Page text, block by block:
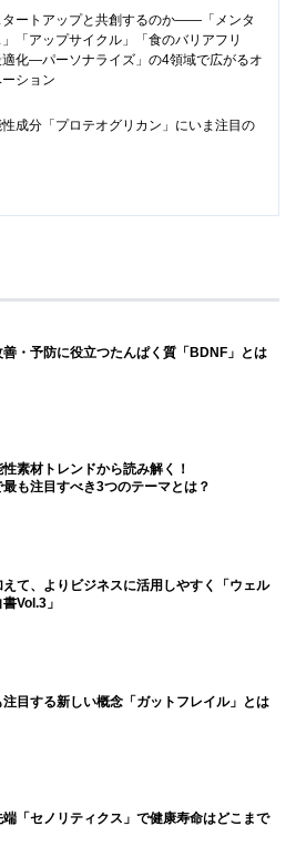
タートアップと共創するのか――「メンタ
「アップサイクル」「食のバリアフリ
適化―パーソナライズ」の4領域で広がるオ
ション
成分「プロテオグリカン」にいま注目の
善・予防に役立つたんぱく質「BDNF」とは
素材トレンドから読み解く！
も注目すべき3つのテーマとは？
て、よりビジネスに活用しやすく「ウェル
Vol.3」
目する新しい概念「ガットフレイル」とは
「セノリティクス」で健康寿命はどこまで